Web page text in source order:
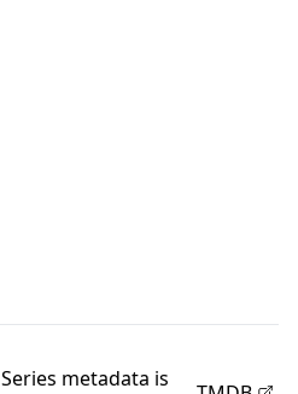
Series metadata is